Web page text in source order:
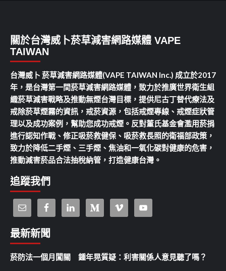
關於台灣威卜菸草減害網路媒體 VAPE
TAIWAN
台灣威卜 菸草減害網路媒體(VAPE TAIWAN Inc.) 成立於2017
年，是台灣第一間菸草減害網路媒體，致力於推廣世界衛生組
織菸草減害戰略及推動無煙台灣目標，提供尼古丁替代療法及
戒除菸草煙霧的資訊，戒菸資源，包括戒煙專線、戒煙症狀管
理以及成功案例，幫助您成功戒煙。反對董氏基金會濫用菸捐
進行認知作戰、修正吸菸救健保、吸菸救長照的衛福部政策，
致力於降低二手煙、三手煙、焦油和一氧化碳對健康的危害，
推動減害菸品合法抽稅納管，打造健康台灣。
追蹤我們
最新新聞
菸防法一個月闖關 鍾年晃質疑：利害關係人意見聽了嗎？